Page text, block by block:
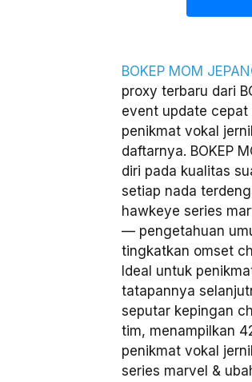
BOKEP MOM
proxy terbaru dari
event update
penikmat vokal
daftarnya. BOKEP
diri pada kualitas
setiap nada
hawkeye series
— pengetahuan
tingkatkan omset
Ideal untuk
tatapannya
seputar kepingan
tim, menampilkan
penikmat vokal
series marvel &